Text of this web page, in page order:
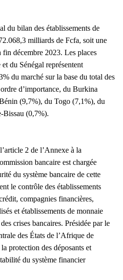
du bilan des établissements de
milliards de Fcfa, soit une
fin décembre 2023. Les places
du Sénégal représentent
du marché sur la base du total des
d’importance, du Burkina
(9,7%), du Togo (7,1%), du
Bissau (0,7%).
2 de l’Annexe à la
bancaire est chargée
du système bancaire de cette
le contrôle des établissements
compagnies financières,
et établissements de monnaie
crises bancaires. Présidée par le
des États de l’Afrique de
protection des déposants et
du système financier